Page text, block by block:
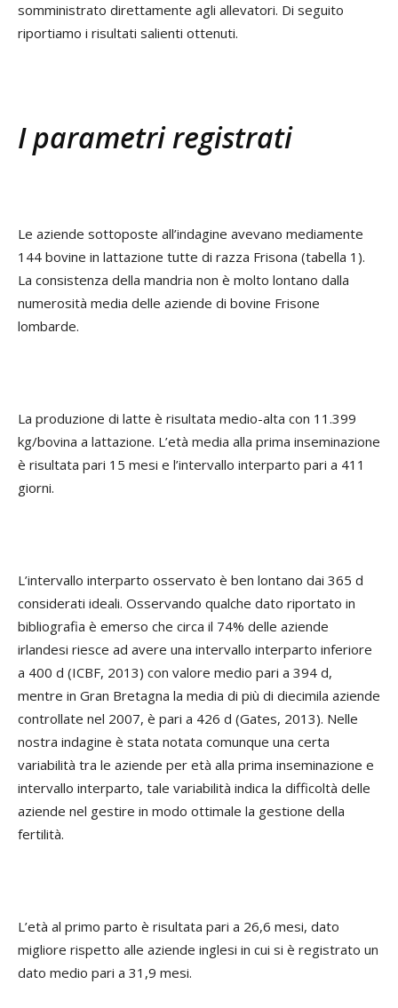
somministrato direttamente agli allevatori. Di seguito
riportiamo i risultati salienti ottenuti.
I parametri registrati
Le aziende sottoposte all’indagine avevano mediamente
144 bovine in lattazione tutte di razza Frisona (tabella 1).
La consistenza della mandria non è molto lontano dalla
numerosità media delle aziende di bovine Frisone
lombarde.
La produzione di latte è risultata medio-alta con 11.399
kg/bovina a lattazione. L’età media alla prima inseminazione
è risultata pari 15 mesi e l’intervallo interparto pari a 411
giorni.
L’intervallo interparto osservato è ben lontano dai 365 d
considerati ideali. Osservando qualche dato riportato in
bibliografia è emerso che circa il 74% delle aziende
irlandesi riesce ad avere una intervallo interparto inferiore
a 400 d (ICBF, 2013) con valore medio pari a 394 d,
mentre in Gran Bretagna la media di più di diecimila aziende
controllate nel 2007, è pari a 426 d (Gates, 2013). Nelle
nostra indagine è stata notata comunque una certa
variabilità tra le aziende per età alla prima inseminazione e
intervallo interparto, tale variabilità indica la difficoltà delle
aziende nel gestire in modo ottimale la gestione della
fertilità.
L’età al primo parto è risultata pari a 26,6 mesi, dato
migliore rispetto alle aziende inglesi in cui si è registrato un
dato medio pari a 31,9 mesi.